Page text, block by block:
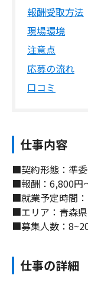
報酬受取方法
現場環境
注意点
応募の流れ
口コミ
仕事内容
■契約形態：準
■報酬：6,800円
■就業予定時間
■エリア：青森県
■募集人数：
仕事の詳細